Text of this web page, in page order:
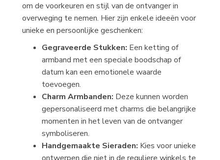
om de voorkeuren en stijl van de ontvanger in
overweging te nemen. Hier zijn enkele ideeën voor
unieke en persoonlijke geschenken:
Gegraveerde Stukken: Een ketting of
armband met een speciale boodschap of
datum kan een emotionele waarde
toevoegen.
Charm Armbanden: Deze kunnen worden
gepersonaliseerd met charms die belangrijke
momenten in het leven van de ontvanger
symboliseren.
Handgemaakte Sieraden: Kies voor unieke